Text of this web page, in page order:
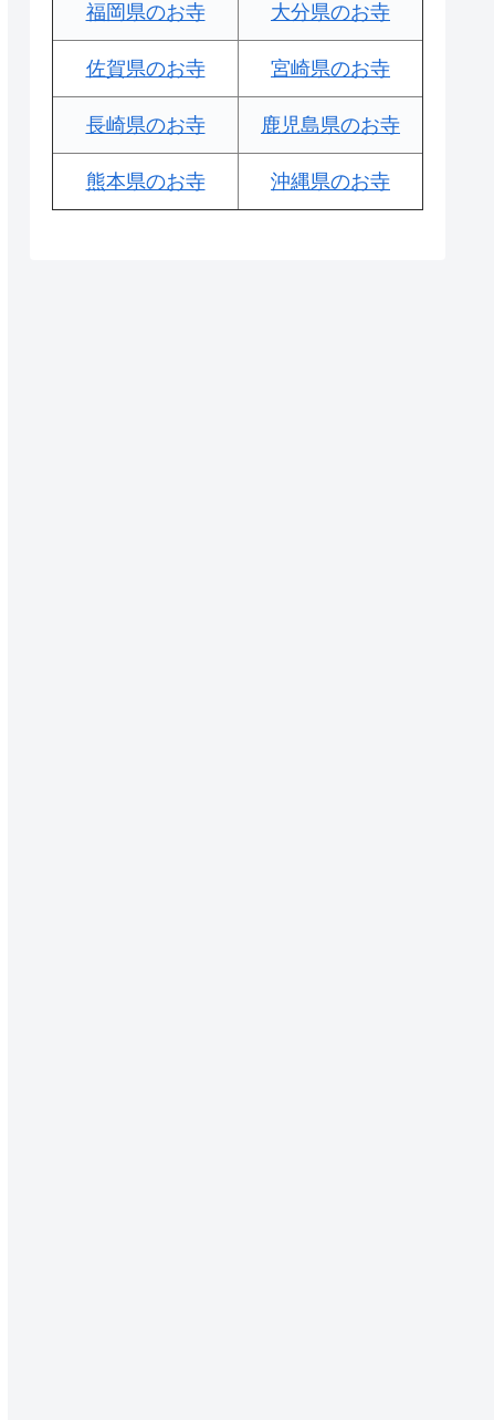
福岡県のお寺 大分県のお寺
佐賀県のお寺 宮崎県のお寺
長崎県のお寺 鹿児島県のお寺
熊本県のお寺 沖縄県のお寺